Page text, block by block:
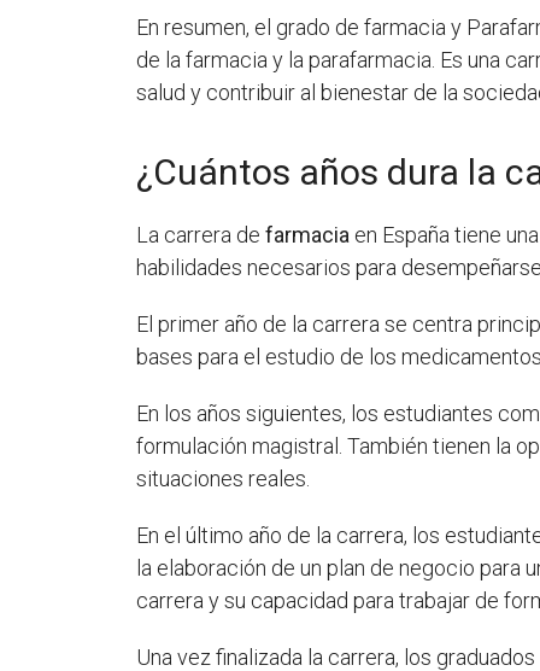
En resumen, el grado de farmacia y
de la farmacia y la parafarmacia. Es una
salud y contribuir al bienestar de la
¿Cuántos años dura la
La carrera defarmacia en España tiene
habilidades necesarios para
El primer año de la carrera se centra
bases para el estudio de los
En los años siguientes, los estudiantes
formulación magistral. También tienen la
situaciones reales.
En el último año de la carrera, los
la elaboración de un plan de negocio
carrera y su capacidad para trabajar de
Una vez finalizada la carrera, los